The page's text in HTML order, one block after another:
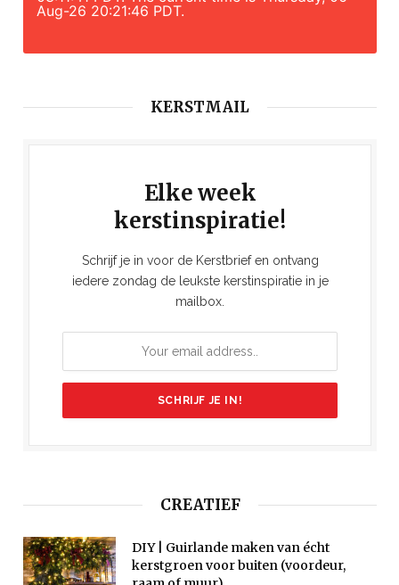
Aug-26 20:21:46 PDT.
KERSTMAIL
Elke week
kerstinspiratie!
Schrijf je in voor de Kerstbrief en ontvang
iedere zondag de leukste kerstinspiratie in je
mailbox.
CREATIEF
DIY | Guirlande maken van écht
kerstgroen voor buiten (voordeur,